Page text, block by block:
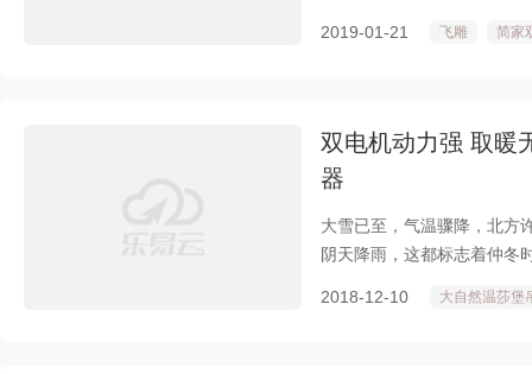
2019-01-21 飞雕 简家
双电机动力强 取暖
器
大雪已至，气温骤降，北方
阴天降雨，这都标志着仲冬
2018-12-10 大自然温莎堡